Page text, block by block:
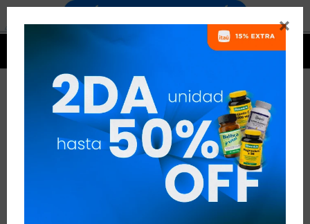

LAS DIETAS SIN GLUTEN
VER TODAS LAS ENTRADAS
Nutrición